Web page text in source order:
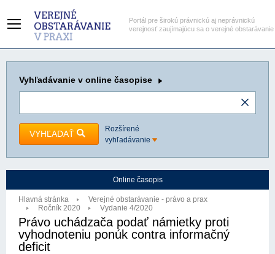
Portál pre širokú právnickú aj neprávnickú
verejnosť zaujímajúcu sa o verejné obstarávanie
Vyhľadávanie v online časopise
VYHĽADAŤ
Rozšírené
vyhľadávanie
Online časopis
Hlavná stránka
Verejné obstarávanie - právo a prax
Ročník 2020
Vydanie 4/2020
Právo uchádzača podať námietky proti
vyhodnoteniu ponúk contra informačný
deficit